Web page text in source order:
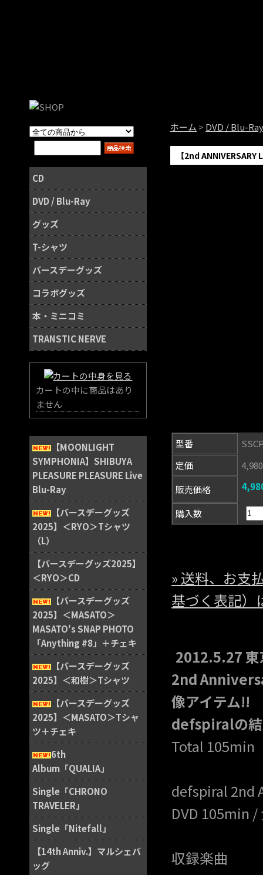
CD
DVD / Blu-Ray
グッズ
T-シャツ
バースデーグッズ
コラボグッズ
本・ミニコミ
TRANSTIC NERVE
カートの中に商品はあり
ません
【MOONLIGHT
SYMPHONIA】SHIBUYA
PLEASURE PLEASURE Live
Blu-Ray
【バースデーグッズ
2025】＜RYO＞Tシャツ
（L）
【バースデーグッズ2025】
＜RYO＞CD
【バースデーグッズ
2025】＜MASATO＞
MASATO's SNAP PHOTO
「Anything #8」＋チェキ
【バースデーグッズ
2025】＜和樹＞Tシャツ
【バースデーグッズ
2025】＜MASATO＞Tシャ
ツ＋チェキ
6th
Album「QUALIA」
Single「CHRONO
TRAVELER」
Single「Nitefall」
【14th Anniv.】マルシェバ
ッグ
ホーム > DVD / Blu-Ray
【2nd
型番
定価
販売価格
購入数
» 送料、お支
基づく表記）
2012.5.27
2nd
像アイテム!!
defspiralの結
Total 105min
defspiral 2nd
DVD 105min /
収録楽曲